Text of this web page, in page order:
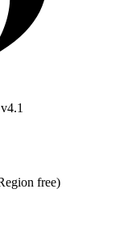
v4.1
free)